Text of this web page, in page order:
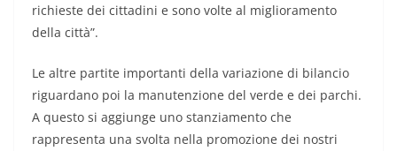
richieste dei cittadini e sono volte al miglioramento
della città”.
Le altre partite importanti della variazione di bilancio
riguardano poi la manutenzione del verde e dei parchi.
A questo si aggiunge uno stanziamento che
rappresenta una svolta nella promozione dei nostri